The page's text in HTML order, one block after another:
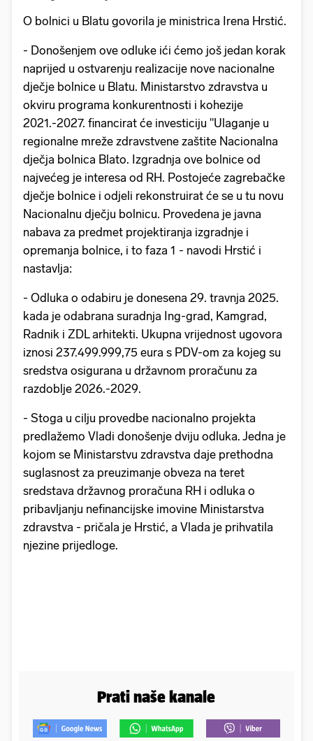
O bolnici u Blatu govorila je ministrica Irena Hrstić.
- Donošenjem ove odluke ići ćemo još jedan korak
naprijed u ostvarenju realizacije nove nacionalne
dječje bolnice u Blatu. Ministarstvo zdravstva u
okviru programa konkurentnosti i kohezije
2021.-2027. financirat će investiciju "Ulaganje u
regionalne mreže zdravstvene zaštite Nacionalna
dječja bolnica Blato. Izgradnja ove bolnice od
najvećeg je interesa od RH. Postojeće zagrebačke
dječje bolnice i odjeli rekonstruirat će se u tu novu
Nacionalnu dječju bolnicu. Provedena je javna
nabava za predmet projektiranja izgradnje i
opremanja bolnice, i to faza 1 - navodi Hrstić i
nastavlja:
- Odluka o odabiru je donesena 29. travnja 2025.
kada je odabrana suradnja Ing-grad, Kamgrad,
Radnik i ZDL arhitekti. Ukupna vrijednost ugovora
iznosi 237.499.999,75 eura s PDV-om za kojeg su
sredstva osigurana u državnom proračunu za
razdoblje 2026.-2029.
- Stoga u cilju provedbe nacionalno projekta
predlažemo Vladi donošenje dviju odluka. Jedna je
kojom se Ministarstvu zdravstva daje prethodna
suglasnost za preuzimanje obveza na teret
sredstava državnog proračuna RH i odluka o
pribavljanju nefinancijske imovine Ministarstva
zdravstva - pričala je Hrstić, a Vlada je prihvatila
njezine prijedloge.
Prati naše kanale